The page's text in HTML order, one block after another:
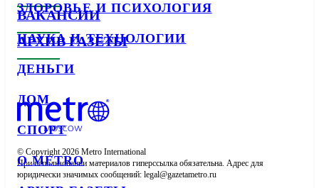
ЗДОРОВЬЕ И ПСИХОЛОГИЯ
НАУКА И ТЕХНОЛОГИИ
ДЕНЬГИ
ДОМ
СПОРТ
О METRO
ВАКАНСИИ
АРХИВ ГАЗЕТЫ
© Copyright 2026 Metro International
При использовании материалов гиперссылка обязательна. Адрес для
юридически значимых сообщений: